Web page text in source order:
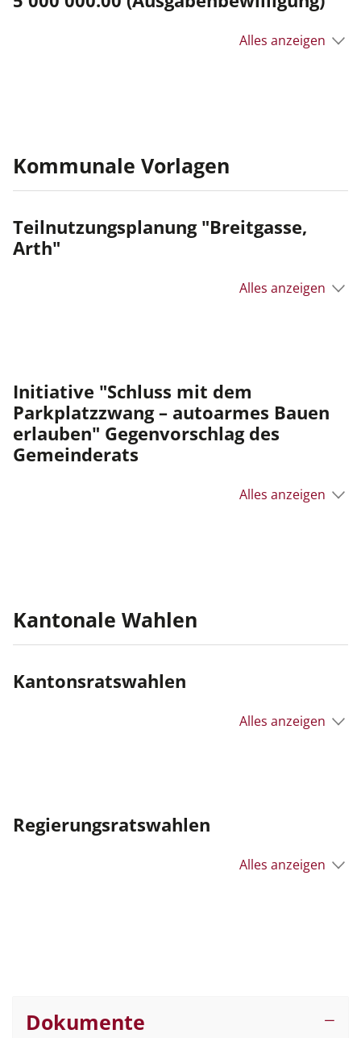
Alles anzeigen
Kommunale Vorlagen
Teilnutzungsplanung "Breitgasse,
Arth"
Alles anzeigen
Initiative "Schluss mit dem
Parkplatzzwang – autoarmes Bauen
erlauben" Gegenvorschlag des
Gemeinderats
Alles anzeigen
Kantonale Wahlen
Kantonsratswahlen
Alles anzeigen
Regierungsratswahlen
Alles anzeigen
Dokumente